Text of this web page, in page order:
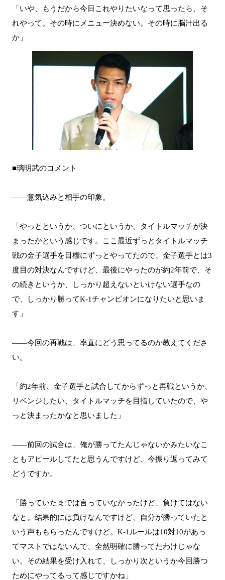
「いや、もうだから今日これやりたいなって思ったら、そ
れやって。その時にメニュー決めない。その時に脳汁出る
か」
■璃明武のコメント
――意気込みと相手の印象。
「やっとというか、ついにというか、タイトルマッチが決
まったかという感じです。ここ最近ずっとタイトルマッチ
戦の金子選手を目標にずっとやってたので、金子選手とは3
度目の対決なんですけど、最後にやったのが約2年前で、そ
の続きというか、しっかり超えないといけない選手なの
で、しっかり勝ってK-1チャンピオンになりたいと思いま
す」
――今回の再戦は、率直にどう思ってるのか教えてくださ
い。
「約2年前、金子選手と試合してからずっと再戦というか、
リベンジしたい、タイトルマッチを目指していたので、や
っと決まったかなと思いました」
――前回の試合は、俺が勝ってたんじゃないかみたいなこ
ともアピールしてたと思うんですけど、今振り返ってみて
どうですか。
「勝っていたまでは言っていなかったけど、負けてはない
なと。結果的には負けなんですけど、自分が勝っていたと
いう声ももらったんですけど。K-1ルールは10対10があっ
てマストではないんで、全然明確に勝ってたわけじゃな
い。その結果を受け入れて、しっかり次というか今回勝つ
ためにやってるって感じですかね」